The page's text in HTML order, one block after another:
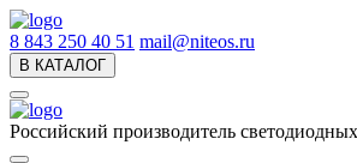
8 843 250 40 51 mail@niteos.ru
В КАТАЛОГ
Российский производитель